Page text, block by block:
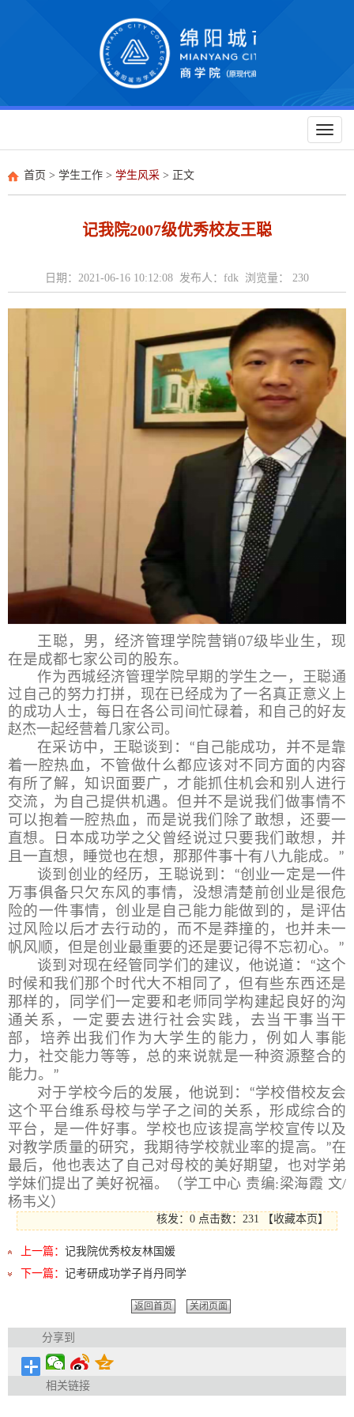
Toggle
首页 > 学生工作 > 学生风采 > 正文
记我院2007级优秀校友王聪
日期：2021-06-16 10:12:08 发布人：fdk 浏览量： 230
王聪，男，经济管理学院营销07级毕业生，现
在是成都七家公司的股东。
作为西城经济管理学院早期的学生之一，王聪通
过自己的努力打拼，现在已经成为了一名真正意义上
的成功人士，每日在各公司间忙碌着，和自己的好友
赵杰一起经营着几家公司。
在采访中，王聪谈到： “ 自己能成功，并不是靠
着一腔热血，不管做什么都应该对不同方面的内容
有所了解，知识面要广，才能抓住机会和别人进行
交流，为自己提供机遇。但并不是说我们做事情不
可以抱着一腔热血，而是说我们除了敢想，还要一
直想。日本成功学之父曾经说过只要我们敢想，并
且一直想，睡觉也在想，那那件事十有八九能成。
”
谈到创业的经历，王聪说到： “创业一定是一件
万事俱备只欠东风的事情，没想清楚前创业是很危
险的一件事情，创业是自己能力能做到的，是评估
过风险以后才去行动的，而不是莽撞的，也并未一
帆风顺，但是创业最重要的还是要记得不忘初心。
”
谈到对现在经管同学们的建议，他说道： “这个
时候和我们那个时代大不相同了，但有些东西还是
那样的，同学们一定要和老师同学构建起良好的沟
通关系，一定要去进行社会实践，去当干事当干
部，培养出我们作为大学生的能力，例如人事能
力，社交能力等等，总的来说就是一种资源整合的
能力。
”
对于学校今后的发展，他说到： “学校借校友会
这个平台维系母校与学子之间的关系，形成综合的
平台，是一件好事。学校也应该提高学校宣传以及
对教学质量的研究，我期待学校就业率的提高。
”在
最后，他也表达了自己对母校的美好期望，也对学弟
学妹们提出了美好祝福。（学工中心 责编:梁海霞 文/
杨韦义）
核发：0 点击数：231 【收藏本页 】
上一篇： 记我院优秀校友林国媛
下一篇： 记考研成功学子肖丹同学
返回首页 关闭页面
分享到
相关链接